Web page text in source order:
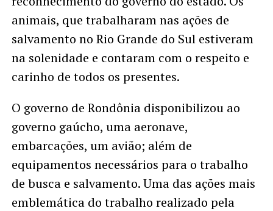
animais, que trabalharam nas ações de
salvamento no Rio Grande do Sul estiveram
na solenidade e contaram com o respeito e
carinho de todos os presentes.
O governo de Rondônia disponibilizou ao
governo gaúcho, uma aeronave,
embarcações, um avião; além de
equipamentos necessários para o trabalho
de busca e salvamento. Uma das ações mais
emblemática do trabalho realizado pela